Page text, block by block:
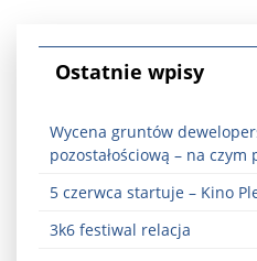
Ostatnie wpisy
Wycena gruntów
pozostałościową – na czym
5 czerwca startuje – Kino
3k6 festiwal relacja